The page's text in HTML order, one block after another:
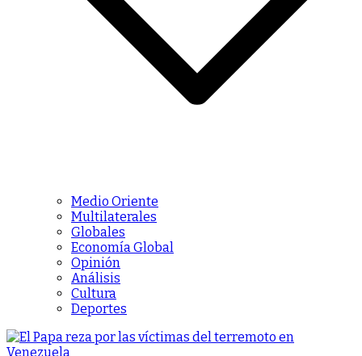
Medio Oriente
Multilaterales
Globales
Economía Global
Opinión
Análisis
Cultura
Deportes